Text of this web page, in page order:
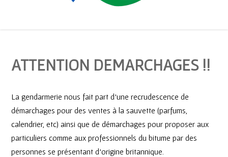
ATTENTION DEMARCHAGES !!
La gendarmerie nous fait part d’une recrudescence de
démarchages pour des ventes à la sauvette (parfums,
calendrier, etc) ainsi que de démarchages pour proposer aux
particuliers comme aux professionnels du bitume par des
personnes se présentant d’origine britannique.